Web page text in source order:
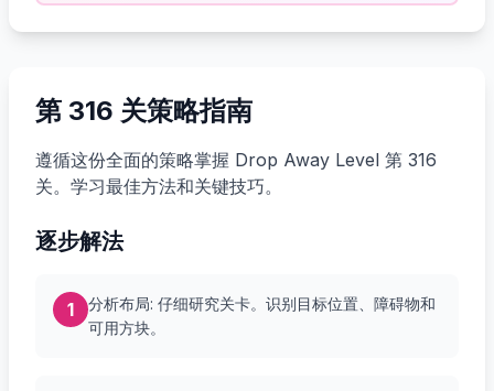
第 316 关策略指南
遵循这份全面的策略掌握 Drop Away Level 第 316
关。学习最佳方法和关键技巧。
逐步解法
1
分析布局: 仔细研究关卡。识别目标位置、障碍物和
可用方块。